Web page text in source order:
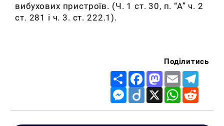
вибухових пристроїв. (Ч. 1 ст. 30, п. “А” ч. 2
ст. 281 і ч. 3. ст. 222.1).
Поділитись
Share FacebookMastodon
Email
Messenger
Diigo X WhatsApp